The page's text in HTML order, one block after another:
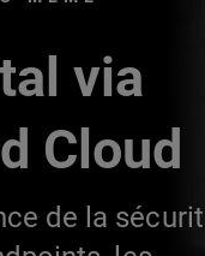
via
Cloud
de la